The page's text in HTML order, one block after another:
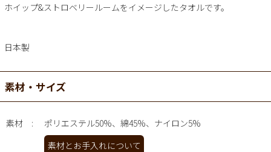
ホイップ&ストロベリールームをイメージしたタオルです。
日本製
素材・サイズ
素材
ポリエステル50%、綿45%、ナイロン5%
素材とお手入れについて